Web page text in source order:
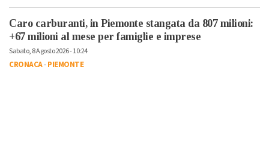
Caro carburanti, in Piemonte stangata da 807 milioni:
+67 milioni al mese per famiglie e imprese
Sabato, 8 Agosto 2026 - 10:24
CRONACA-PIEMONTE